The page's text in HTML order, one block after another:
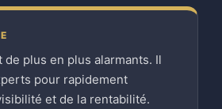
plus en plus alarmants. Il
pour rapidement
et de la rentabilité.